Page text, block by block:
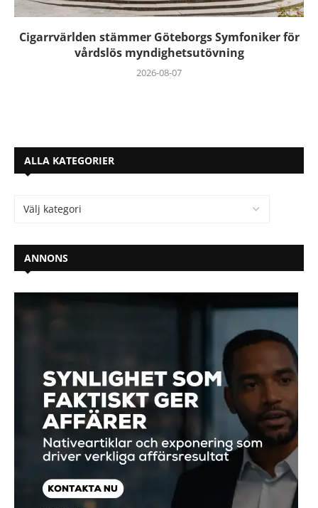
Cigarrvärlden stämmer Göteborgs Symfoniker för
vårdslös myndighetsutövning
2026-08-07
ALLA KATEGORIER
ANNONS